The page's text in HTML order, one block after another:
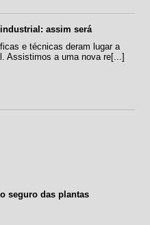
assim será
e técnicas deram lugar a
Assistimos a uma nova re[...]
seguro das plantas